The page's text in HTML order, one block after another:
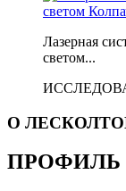
Лазерная
светом...
О